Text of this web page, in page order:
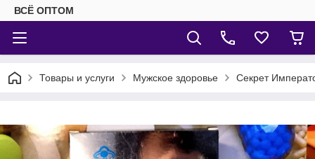
ВСЁ ОПТОМ
Товары и услуги Мужское здоровье Секрет